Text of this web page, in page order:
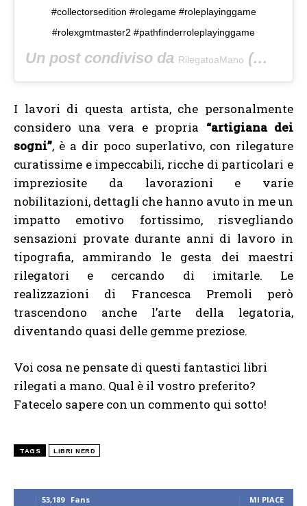
53,189 Fans MI PIACE
#collectorsedition #rolegame #roleplayinggame
#rolexgmtmaster2 #pathfinderroleplayinggame
Un post condiviso da RilegatoaMano (@rilegatoamano) in data:
I lavori di questa artista, che personalmente
considero una vera e propria “artigiana dei
sogni”, è a dir poco superlativo, con rilegature
curatissime e impeccabili, ricche di particolari e
impreziosite da lavorazioni e varie
nobilitazioni, dettagli che hanno avuto in me un
impatto emotivo fortissimo, risvegliando
sensazioni provate durante anni di lavoro in
tipografia, ammirando le gesta dei maestri
rilegatori e cercando di imitarle. Le
realizzazioni di Francesca Premoli però
trascendono anche l’arte della legatoria,
diventando quasi delle gemme preziose.
Voi cosa ne pensate di questi fantastici libri
rilegati a mano. Qual è il vostro preferito?
Fatecelo sapere con un commento qui sotto!
TAGS LIBRI NERD